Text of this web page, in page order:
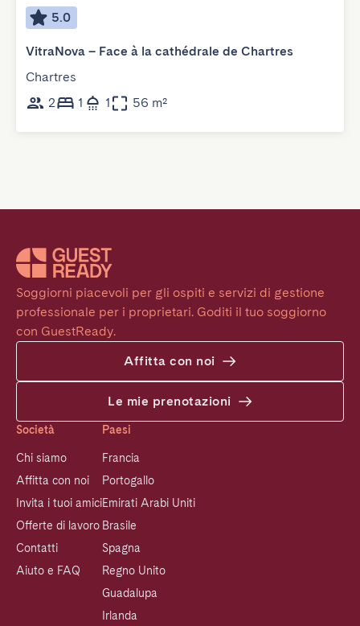
5.0
VitraNova – Face à la cathédrale de Chartres
Chartres
2
1 1 56 m²
Soggiorni piacevoli per gli ospiti e servizi di gestione
professionale per i proprietari. Goditi il tuo soggiorno
con GuestReady.
Affitta con noi
Le mie prenotazioni
Società
Chi siamo
Affitta con noi
Invita i tuoi amici
Offerte di lavoro
Contatti
Aiuto e FAQ
Paesi
Francia
Portogallo
Emirati Arabi Uniti
Brasile
Spagna
Regno Unito
Guadalupa
Irlanda